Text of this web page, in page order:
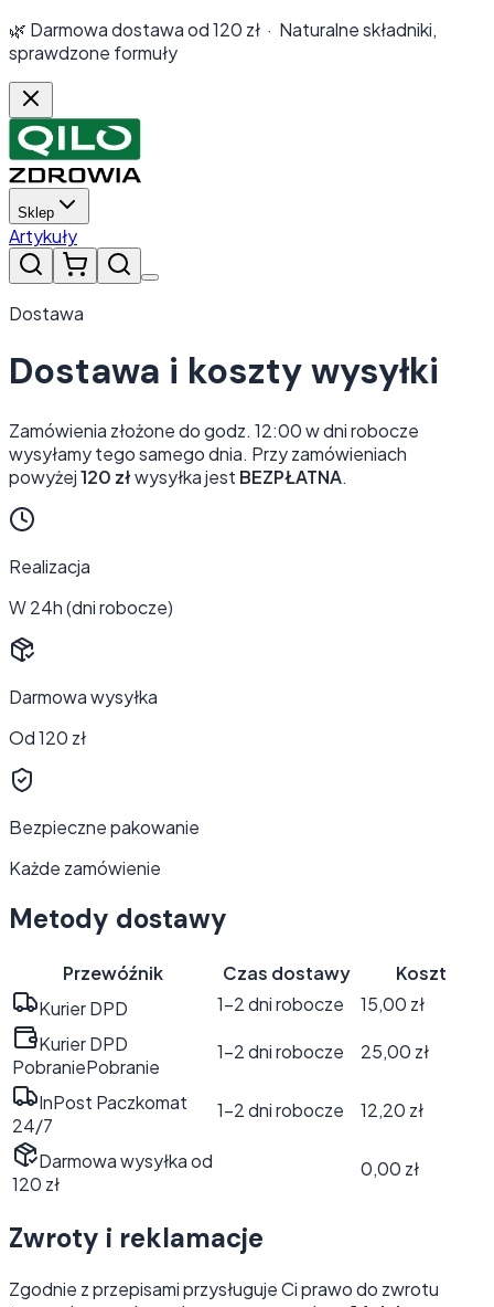
🌿 Darmowa dostawa od120 zł · Naturalne składniki,
sprawdzone formuły
Sklep
Artykuły
Dostawa
Dostawa i koszty wysyłki
Zamówienia złożone do godz. 12:00 w dni robocze
wysyłamy tego samego dnia. Przy zamówieniach
powyżej120 złwysyłka jest BEZPŁATNA.
Realizacja
W 24h (dni robocze)
Darmowa wysyłka
Od 120 zł
Bezpieczne pakowanie
Każde zamówienie
Metody dostawy
Przewóźnik Czas dostawy
Koszt
Kurier DPD
1–2 dni robocze
15,00 zł
Kurier DPD
PobraniePobranie
1–2 dni robocze 25,00 zł
InPost Paczkomat
24/7
1–2 dni robocze 12,20 zł
Darmowa wysyłka od
120 zł
0,00 zł
Zwroty i reklamacje
Zgodnie z przepisami przysługuje Ci prawo do zwrotu